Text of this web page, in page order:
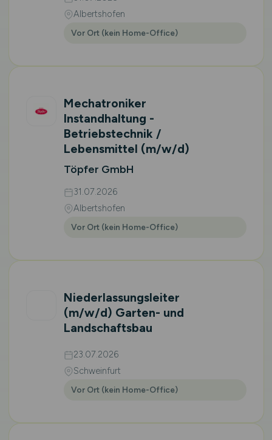
Albertshofen
Vor Ort (kein Home-Office)
Mechatroniker
Instandhaltung -
Betriebstechnik /
Lebensmittel (m/w/d)
Töpfer GmbH
31.07.2026
Albertshofen
Vor Ort (kein Home-Office)
Niederlassungsleiter
(m/w/d) Garten- und
Landschaftsbau
23.07.2026
Schweinfurt
Vor Ort (kein Home-Office)